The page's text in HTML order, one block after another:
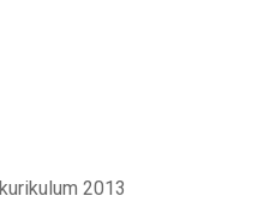
2013